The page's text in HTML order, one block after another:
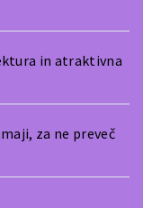
in atraktivna
za ne preveč